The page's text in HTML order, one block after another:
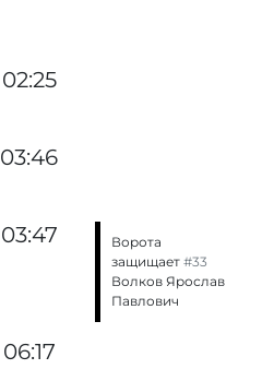
02:25
03:46
03:47
Ворота
защищает #33
Волков Ярослав
Павлович
06:17